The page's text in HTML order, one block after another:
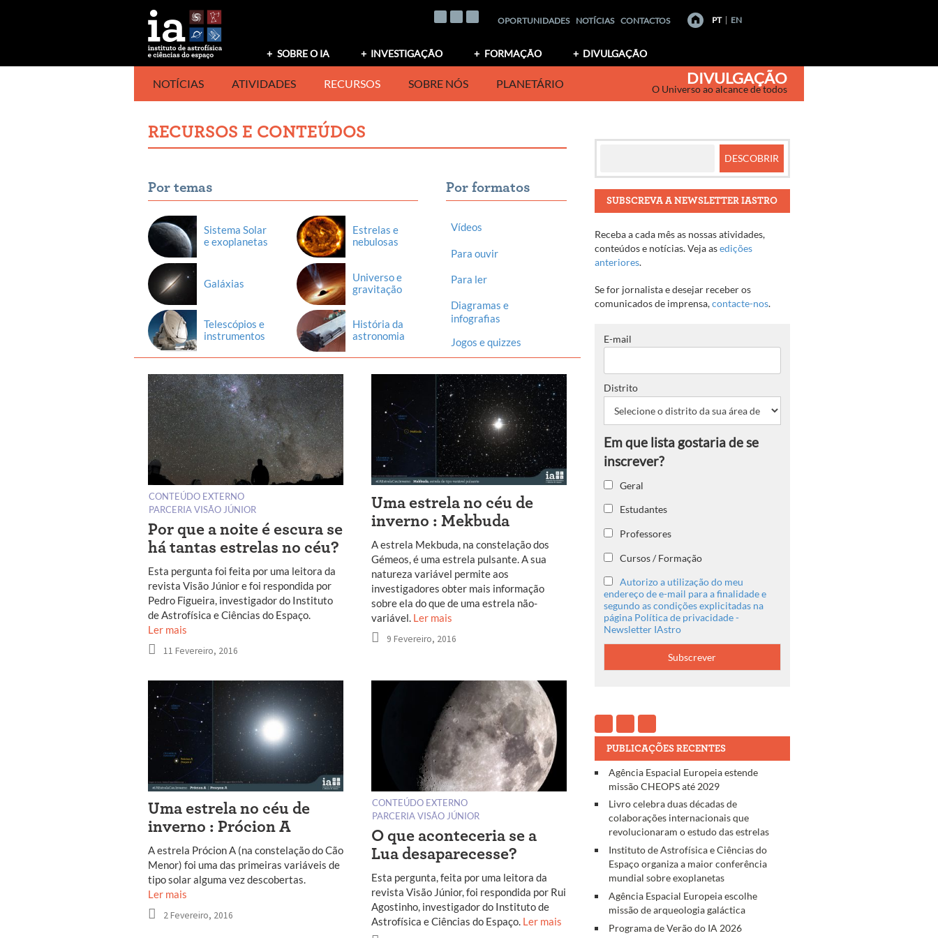
OPORTUNIDADES NOTÍCIAS CONTACTOS PT EN
SOBRE O IA INVESTIGAÇÃO FORMAÇÃO DIVULGAÇÃO
NOTÍCIAS ATIVIDADES RECURSOS SOBRE NÓS PLANETÁRIO DIVULGAÇÃO
O Universo ao alcance de todos
RECURSOS E CONTEÚDOS
Por temas
Sistema Solar
e exoplanetas
Galáxias
Telescópios e
instrumentos
Estrelas e
nebulosas
Universo e
gravitação
História da
astronomia
Por formatos
Vídeos
Para ouvir
Para ler
Diagramas e
infografias
Jogos e quizzes
CONTEÚDO EXTERNO
PARCERIA VISÃO JÚNIOR
Por que a noite é escura se
há tantas estrelas no céu?
Esta pergunta foi feita por uma leitora da
revista Visão Júnior e foi respondida por
Pedro Figueira, investigador do Instituto
de Astrofísica e Ciências do Espaço.
Ler mais
11 Fevereiro, 2016
Uma estrela no céu de
inverno : Mekbuda
A estrela Mekbuda, na constelação dos
Gémeos, é uma estrela pulsante. A sua
natureza variável permite aos
investigadores obter mais informação
sobre ela do que de uma estrela não-
variável. Ler mais
9 Fevereiro, 2016
Uma estrela no céu de
inverno : Prócion A
A estrela Prócion A (na constelação do Cão
Menor) foi uma das primeiras variáveis de
tipo solar alguma vez descobertas.
Ler mais
2 Fevereiro, 2016
CONTEÚDO EXTERNO
PARCERIA VISÃO JÚNIOR
O que aconteceria se a
Lua desaparecesse?
Esta pergunta, feita por uma leitora da
revista Visão Júnior, foi respondida por Rui
Agostinho, investigador do Instituto de
Astrofísica e Ciências do Espaço. Ler mais
SUBSCREVA A NEWSLETTER IASTRO
Receba a cada mês as nossas atividades,
conteúdos e notícias. Veja asedições
anteriores.
Se for jornalista e desejar receber os
comunicados de imprensa,contacte-nos.
E-mail
Distrito
Geral
Estudantes
Professores
Cursos / Formação
Autorizo a utilização do meu
endereço de e-mail para a finalidade e
segundo as condições explicitadas na
página Política de privacidade -
Newsletter IAstro
PUBLICAÇÕES RECENTES
Agência Espacial Europeia estende
missão CHEOPS até 2029
Livro celebra duas décadas de
colaborações internacionais que
revolucionaram o estudo das estrelas
Instituto de Astrofísica e Ciências do
Espaço organiza a maior conferência
mundial sobre exoplanetas
Agência Espacial Europeia escolhe
missão de arqueologia galáctica
Programa de Verão do IA 2026